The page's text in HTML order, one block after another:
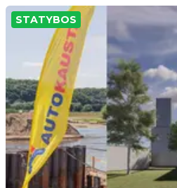
STATYBOS